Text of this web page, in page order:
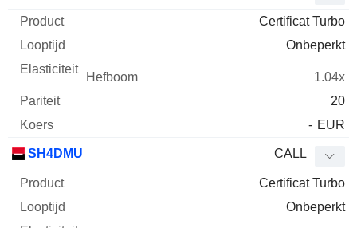
Certificat Turbo
Onbeperkt
1.04x
20
- EUR
SH4DMU CALL
Certificat Turbo
Onbeperkt